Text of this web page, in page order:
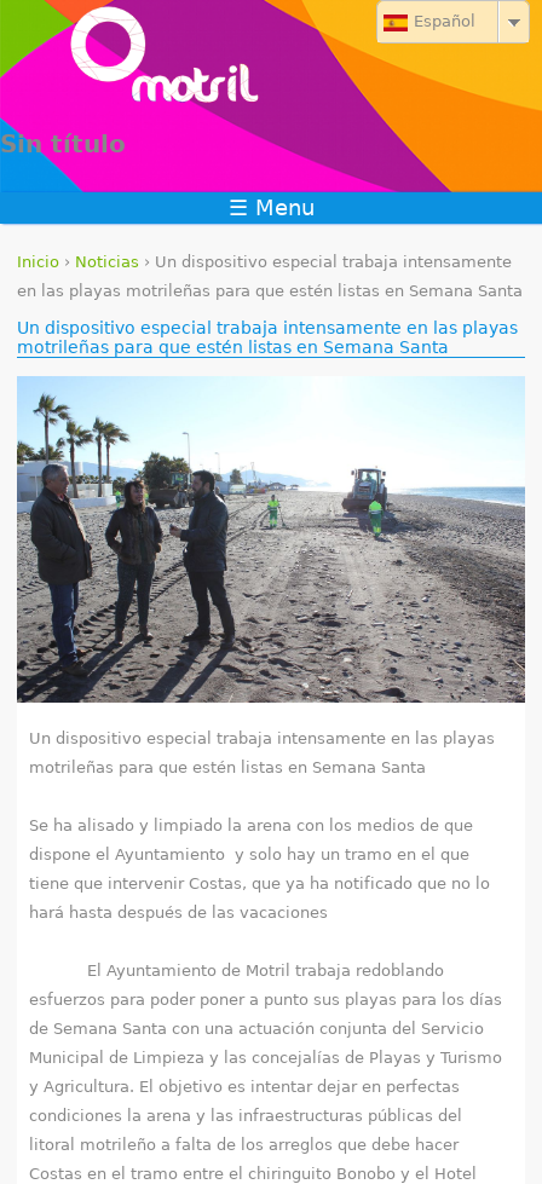
Jump to navigation
Sin título
Español
☰ Menu
S
e
n
c
u
e
n
t
a
u
s
d
a
q
u
Inicio › Noticias › Un dispositivo especial trabaja intensamente
en las playas motrileñas para que estén listas en Semana Santa
Un dispositivo especial trabaja intensamente en las playas
motrileñas para que estén listas en Semana Santa
Un dispositivo especial trabaja intensamente en las playas
motrileñas para que estén listas en Semana Santa
Se ha alisado y limpiado la arena con los medios de que
dispone el Ayuntamiento y solo hay un tramo en el que
tiene que intervenir Costas, que ya ha notificado que no lo
hará hasta después de las vacaciones
El Ayuntamiento de Motril trabaja redoblando
esfuerzos para poder poner a punto sus playas para los días
de Semana Santa con una actuación conjunta del Servicio
Municipal de Limpieza y las concejalías de Playas y Turismo
y Agricultura. El objetivo es intentar dejar en perfectas
condiciones la arena y las infraestructuras públicas del
litoral motrileño a falta de los arreglos que debe hacer
Costas en el tramo entre el chiringuito Bonobo y el Hotel